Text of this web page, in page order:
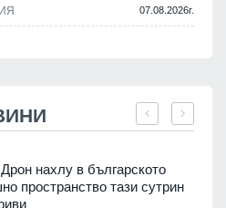
07.08.2026г.
нахлу в българското
пространство тази сутрин